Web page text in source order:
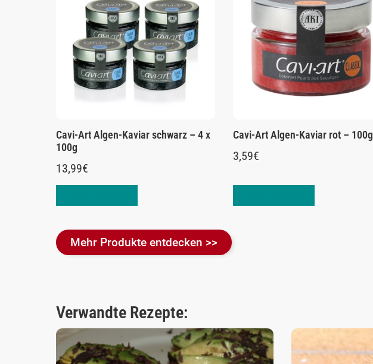
Cavi-Art Algen-Kaviar schwarz – 4 x
100g
13,99€
Cavi-Art Algen-Kaviar rot – 100g
3,59€
Mehr Produkte entdecken >>
Verwandte Rezepte: